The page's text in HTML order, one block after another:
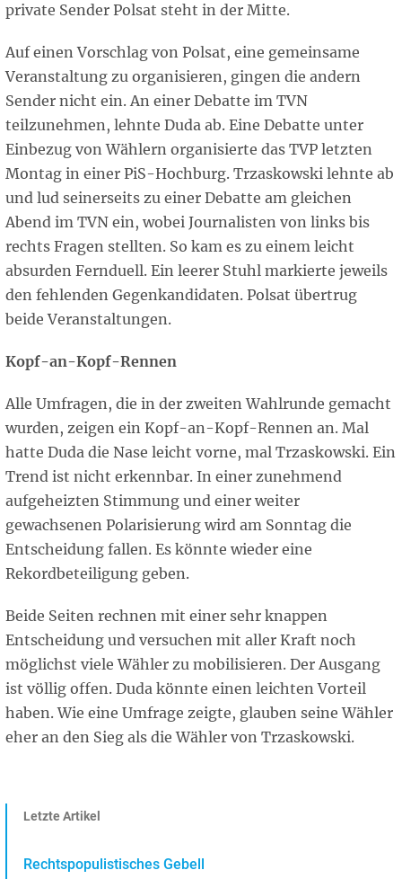
private Sender Polsat steht in der Mitte.
Auf einen Vorschlag von Polsat, eine gemeinsame
Veranstaltung zu organisieren, gingen die andern
Sender nicht ein. An einer Debatte im TVN
teilzunehmen, lehnte Duda ab. Eine Debatte unter
Einbezug von Wählern organisierte das TVP letzten
Montag in einer PiS-Hochburg. Trzaskowski lehnte ab
und lud seinerseits zu einer Debatte am gleichen
Abend im TVN ein, wobei Journalisten von links bis
rechts Fragen stellten. So kam es zu einem leicht
absurden Fernduell. Ein leerer Stuhl markierte jeweils
den fehlenden Gegenkandidaten. Polsat übertrug
beide Veranstaltungen.
Kopf-an-Kopf-Rennen
Alle Umfragen, die in der zweiten Wahlrunde gemacht
wurden, zeigen ein Kopf-an-Kopf-Rennen an. Mal
hatte Duda die Nase leicht vorne, mal Trzaskowski. Ein
Trend ist nicht erkennbar. In einer zunehmend
aufgeheizten Stimmung und einer weiter
gewachsenen Polarisierung wird am Sonntag die
Entscheidung fallen. Es könnte wieder eine
Rekordbeteiligung geben.
Beide Seiten rechnen mit einer sehr knappen
Entscheidung und versuchen mit aller Kraft noch
möglichst viele Wähler zu mobilisieren. Der Ausgang
ist völlig offen. Duda könnte einen leichten Vorteil
haben. Wie eine Umfrage zeigte, glauben seine Wähler
eher an den Sieg als die Wähler von Trzaskowski.
Letzte Artikel
Rechtspopulistisches Gebell